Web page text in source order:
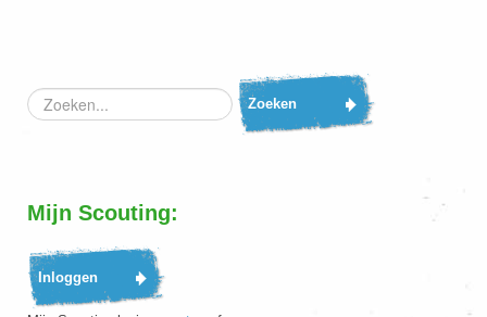
Zoeken
Mijn Scouting: